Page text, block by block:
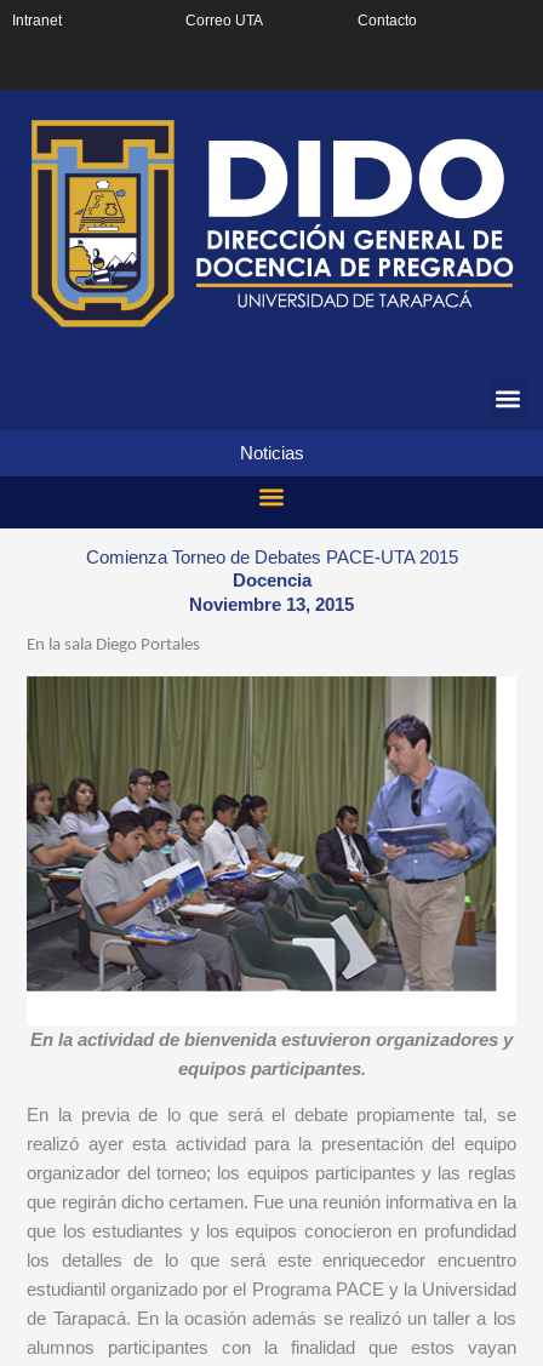
Intranet Correo UTA Contacto
Noticias
Comienza Torneo de Debates PACE-UTA 2015
Docencia
Noviembre 13, 2015
En la sala Diego Portales
En la actividad de bienvenida estuvieron organizadores y
equipos participantes.
En la previa de lo que será el debate propiamente tal, se
realizó ayer esta actividad para la presentación del equipo
organizador del torneo; los equipos participantes y las reglas
que regirán dicho certamen. Fue una reunión informativa en la
que los estudiantes y los equipos conocieron en profundidad
los detalles de lo que será este enriquecedor encuentro
estudiantil organizado por el Programa PACE y la Universidad
de Tarapacá. En la ocasión además se realizó un taller a los
alumnos participantes con la finalidad que estos vayan